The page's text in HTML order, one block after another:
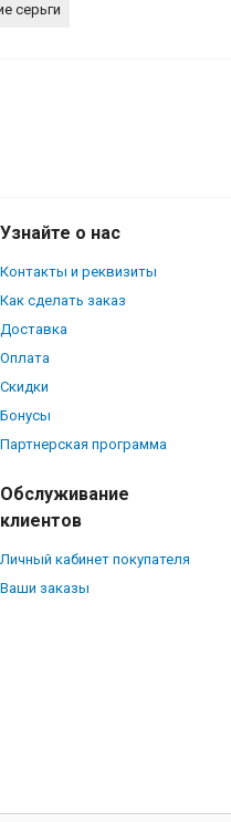
серьги
Узнайте о нас
Контакты и реквизиты
Как сделать заказ
Доставка
Оплата
Скидки
Бонусы
Партнерская программа
Обслуживание
клиентов
Личный кабинет покупателя
Ваши заказы